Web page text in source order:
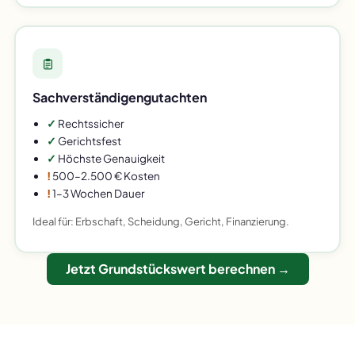
Sachverständigengutachten
✓ Rechtssicher
✓ Gerichtsfest
✓ Höchste Genauigkeit
! 500–2.500 € Kosten
!1–3 Wochen Dauer
Ideal für: Erbschaft, Scheidung, Gericht, Finanzierung.
Jetzt Grundstückswert berechnen →